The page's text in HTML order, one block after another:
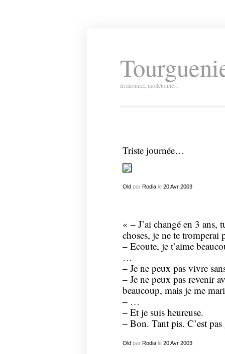
Irrationnel, molletonné…
Triste journée…
Old par Rodiale 20 Avr 2003
« – J’ai changé en 3 ans,
choses, je ne te tromperai
– Ecoute, je t’aime
…
– Je ne peux pas vivre
– Je ne peux pas revenir
beaucoup, mais je me
– …
– Et je suis heureuse.
– Bon. Tant pis. C’est
Oldpar Rodiale 20 Avr 2003